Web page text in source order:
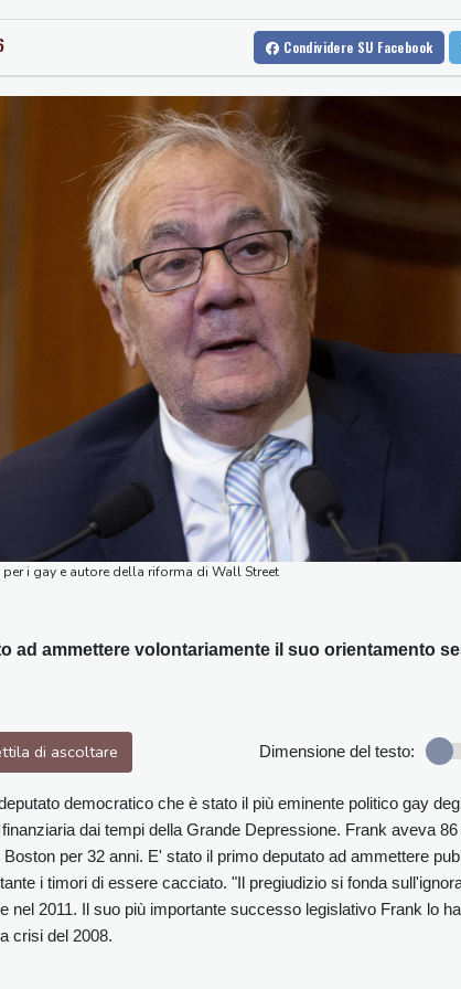
Protesta contro la legge sulla proprietà
Protesta contro la legge sulla proprietà
Sanchez presiederà una riunione in videocall
Sanchez presiederà una riunione in videocall
Condividere SU Facebook
i gay e autore della riforma di Wall Street
ad ammettere volontariamente il suo orientamento
di ascoltare Dimensione del testo:
democratico che è stato il più eminente politico gay
dai tempi della Grande Depressione. Frank aveva
per 32 anni. E' stato il primo deputato ad ammettere
i timori di essere cacciato. "Il pregiudizio si fonda
nel 2011. Il suo più importante successo legislativo Frank lo
crisi del 2008.